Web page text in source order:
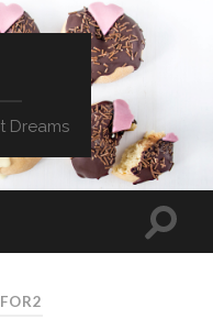
Dreams